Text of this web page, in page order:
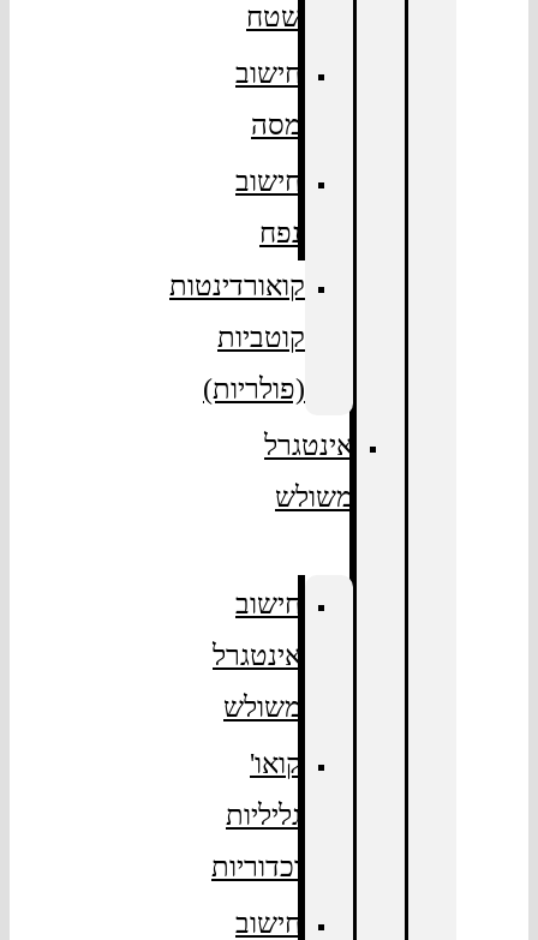
חישוב
חישוב
קואורדינטות
קוטביות
(פולריות)
אינטגרל
משולש
חישוב
אינטגרל
משולש
קואו'
גליליות
וכדוריות
חישוב